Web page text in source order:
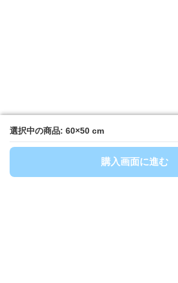
選択中の商品: 60×50 cm
購入画面に進む
選択中の商品: 60×50 cm
購入画面に進む